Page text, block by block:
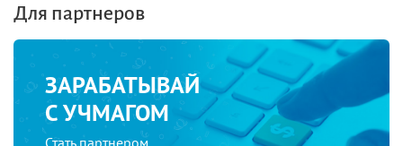
Для партнеров
ЗАРАБАТЫВАЙ
С УЧМАГОМ